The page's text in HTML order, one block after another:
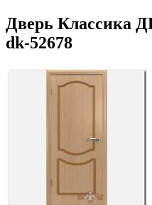
Дверь Классика
dk-52678